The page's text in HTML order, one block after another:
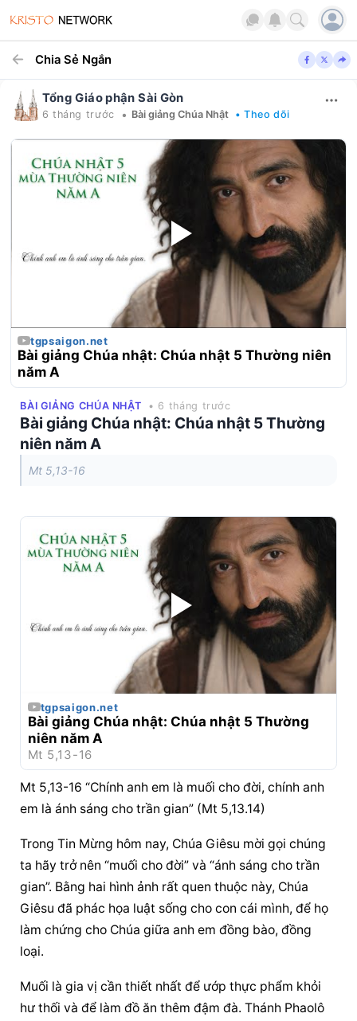
Chia Sẻ Ngắn
Tổng Giáo phận Sài Gòn
6 tháng trước • Bài giảng Chúa Nhật • Theo dõi
tgpsaigon.net
Bài giảng Chúa nhật: Chúa nhật 5 Thường niên
năm A
BÀI GIẢNG CHÚA NHẬT • 6 tháng trước
Bài giảng Chúa nhật: Chúa nhật 5 Thường
niên năm A
Mt 5,13-16
tgpsaigon.net
Bài giảng Chúa nhật: Chúa nhật 5 Thường
niên năm A
Mt 5,13-16
Mt 5,13-16 “Chính anh em là muối cho đời, chính anh
em là ánh sáng cho trần gian” (Mt 5,13.14)
Trong Tin Mừng hôm nay, Chúa Giêsu mời gọi chúng
ta hãy trở nên “muối cho đời” và “ánh sáng cho trần
gian”. Bằng hai hình ảnh rất quen thuộc này, Chúa
Giêsu đã phác họa luật sống cho con cái mình, để họ
làm chứng cho Chúa giữa anh em đồng bào, đồng
loại.
Muối là gia vị cần thiết nhất để ướp thực phẩm khỏi
hư thối và để làm đồ ăn thêm đậm đà. Thánh Phaolô